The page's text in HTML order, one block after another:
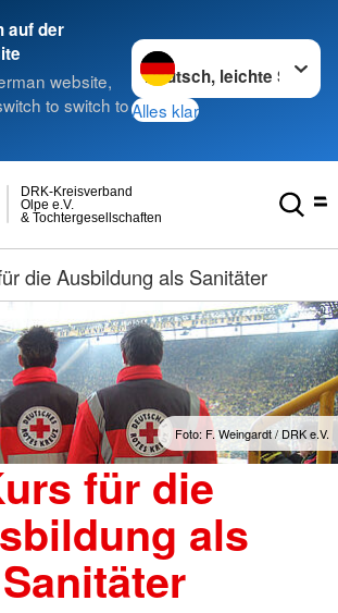
auf der
website,
to switch to
Sprache wechseln zu
Alles klar
& Tochtergesellschaften
Olpe e.V.
DRK-Kreisverband
die Ausbildung als Sanitäter
Foto: F. Weingardt / DRK e.V.
für die
als
Sanitäter